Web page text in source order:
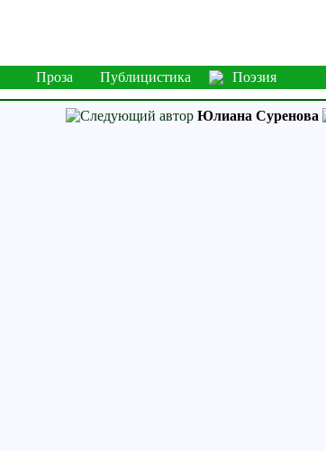
Проза Публицистика Поэзия
Юлиана Суренова